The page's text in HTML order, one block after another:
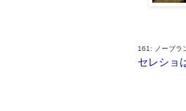
161: ノーブラ
セレショ